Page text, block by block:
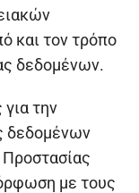
και τον τρόπο
δεδομένων.
την
δεδομένων
Προστασίας
με τους